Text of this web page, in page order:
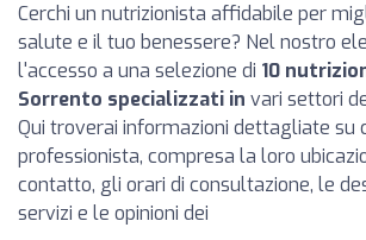
Cerchi un nutrizionista affidabile per
salute e il tuo benessere? Nel nostro
l'accesso a una selezione di 10
Sorrento specializzati in vari settori
Qui troverai informazioni dettagliate su
professionista, compresa la loro
contatto, gli orari di consultazione, le
servizi e le opinioni dei